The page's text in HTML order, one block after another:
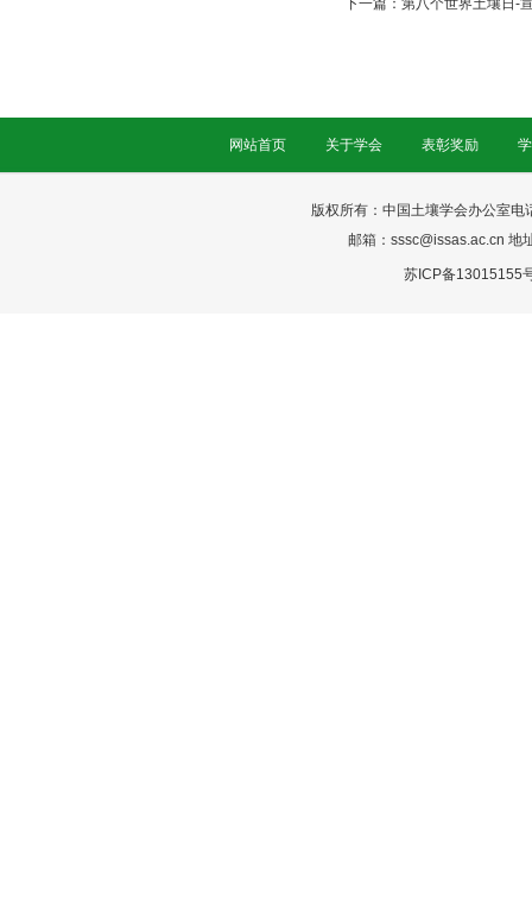
下一篇： 第八个世界土壤日-
网站首页 关于学会 表彰奖励
版权所有：中国土壤学会办公室
邮箱：sssc@issas.ac.cn 地
苏ICP备13015155